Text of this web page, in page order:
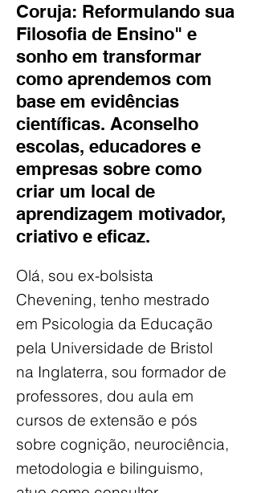
Coruja: Reformulando sua
Filosofia de Ensino" e
sonho em transformar
como aprendemos com
base em evidências
científicas. Aconselho
escolas, educadores e
empresas sobre como
criar um local de
aprendizagem motivador,
criativo e eficaz.
Olá, sou ex-bolsista
Chevening, tenho mestrado
em Psicologia da Educação
pela Universidade de Bristol
na Inglaterra, sou formador de
professores, dou aula em
cursos de extensão e pós
sobre cognição, neurociência,
metodologia e bilinguismo,